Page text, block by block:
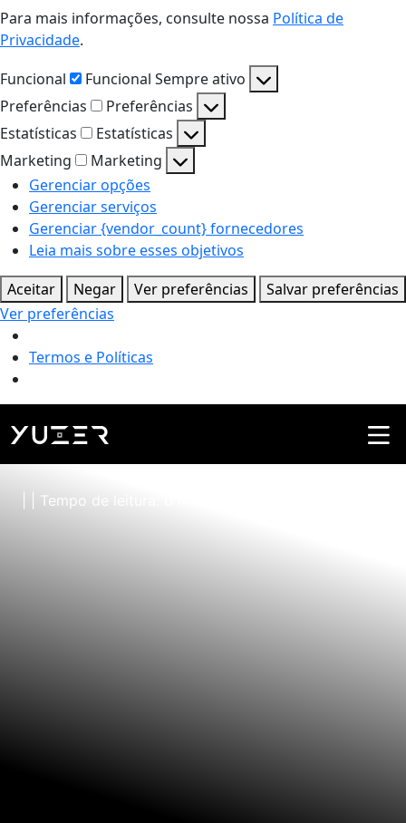
Para mais informações, consulte nossa Política de
Privacidade.
Funcional
Funcional Sempre ativo
Preferências
Preferências
Estatísticas
Estatísticas
Marketing
Marketing
Gerenciar opções
Gerenciar serviços
Gerenciar {vendor_count} fornecedores
Leia mais sobre esses objetivos
Aceitar
Negar Ver preferências
Salvar preferências
Ver preferências
Termos e Políticas
Guns N’ Roses
| | Tempo de leitura: 0 minutos